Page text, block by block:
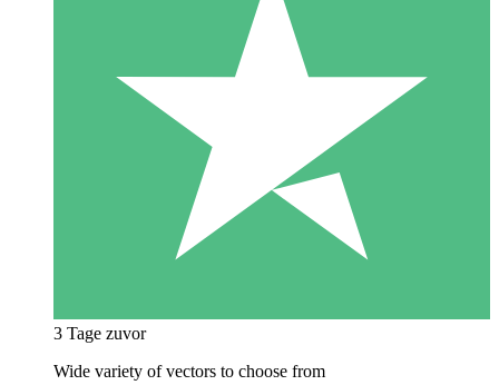
3 Tage zuvor
Wide variety of vectors to choose from